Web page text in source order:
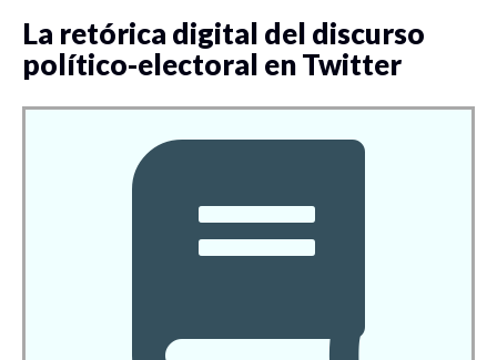
La retórica digital del discurso
político-electoral en Twitter